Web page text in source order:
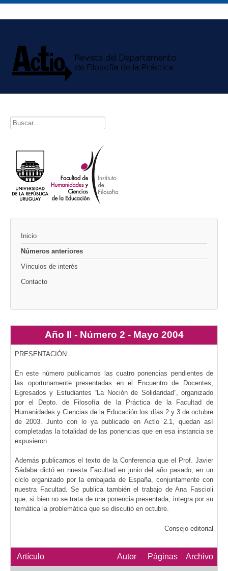
Buscar...
Inicio
Números anteriores
Vínculos de interés
Contacto
Año II - Número 2 - Mayo 2004
PRESENTACIÓN:
En este número publicamos las cuatro ponencias pendientes de
las oportunamente presentadas en el Encuentro de Docentes,
Egresados y Estudiantes “La Noción de Solidaridad”, organizado
por el Depto. de Filosofía de la Práctica de la Facultad de
Humanidades y Ciencias de la Educación los días 2 y 3 de octubre
de 2003. Junto con lo ya publicado en Actio 2.1, quedan así
completadas la totalidad de las ponencias que en esa instancia se
expusieron.
Además publicamos el texto de la Conferencia que el Prof. Javier
Sádaba dictó en nuesta Facultad en junio del año pasado, en un
ciclo organizado por la embajada de España, conjuntamente con
nuestra Facultad. Se publica también el trabajo de Ana Fascioli
que, si bien no se trata de una ponencia presentada, integra por su
temática la problemática que se discutió en octubre.
Consejo editorial
Artículo Autor Páginas Archivo